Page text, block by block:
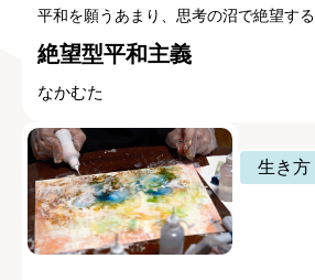
平和を願うあまり、思考の沼で絶望する
絶望型平和主義
なかむた
生き方